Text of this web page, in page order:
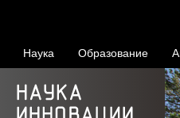
Наука Образование